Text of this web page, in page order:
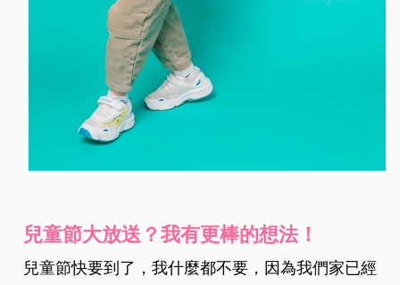
兒童節大放送？我有更棒的想法！
兒童節快要到了，我什麼都不要，因為我們家已經